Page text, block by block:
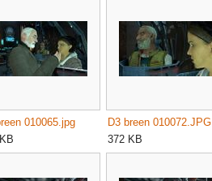
010065.jpg
D3 breen 010072.JPG
372 KB